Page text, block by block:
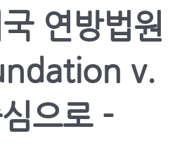
연방법원
v.
으로 -